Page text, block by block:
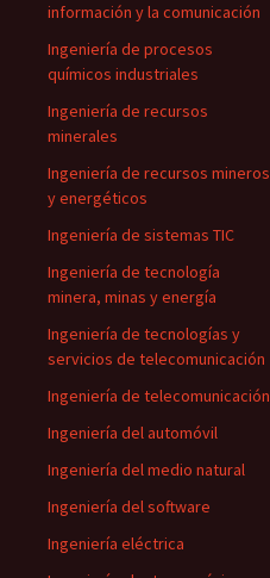
información y la comunicación
Ingeniería de procesos
químicos industriales
Ingeniería de recursos
minerales
Ingeniería de recursos mineros
y energéticos
Ingeniería de sistemas TIC
Ingeniería de tecnología
minera, minas y energía
Ingeniería de tecnologías y
servicios de telecomunicación
Ingeniería de telecomunicación
Ingeniería del automóvil
Ingeniería del medio natural
Ingeniería del software
Ingeniería eléctrica